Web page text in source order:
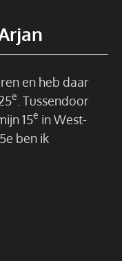
en heb daar
e. Tussendoor
15e in West-
ben ik